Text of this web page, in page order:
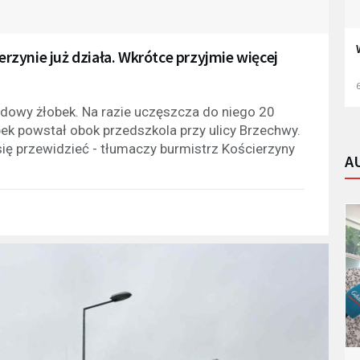
już działa. Wkrótce przyjmie więcej
żłobek. Na razie uczęszcza do niego 20
powstał obok przedszkola przy ulicy Brzechwy.
przewidzieć - tłumaczy burmistrz Kościerzyny